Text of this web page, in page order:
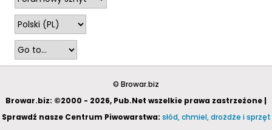
© Browar.biz
Browar.biz: ©2000 - 2026, Pub.Net wszelkie prawa zastrzeżone |
Sprawdź nasze Centrum Piwowarstwa: słód, chmiel, drożdże i sprzęt